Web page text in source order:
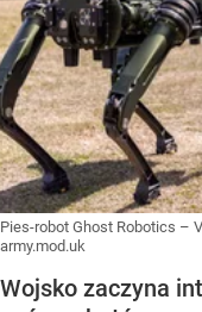
Pies-robot Ghost Robotics –
army.mod.uk
Wojsko zaczyna